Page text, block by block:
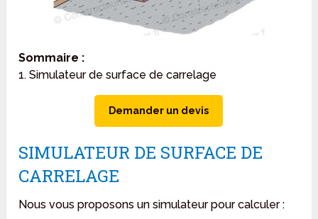
Sommaire :
1. Simulateur de surface de carrelage
Demander un devis
SIMULATEUR DE SURFACE DE
CARRELAGE
Nous vous proposons un simulateur pour calculer :